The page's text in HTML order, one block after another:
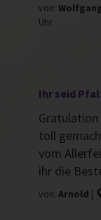
von:
Uhr
Ihr seid
toll
vom
ihr die
von: Arnold |